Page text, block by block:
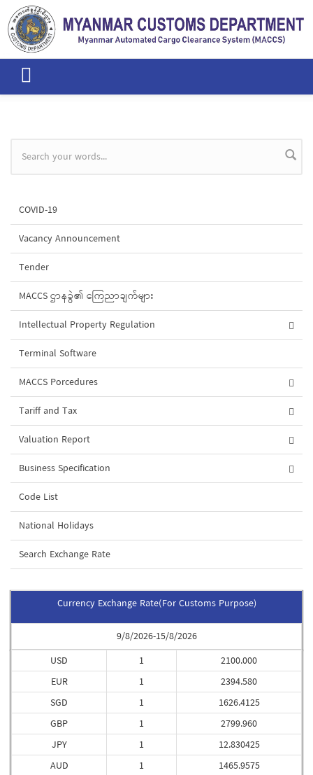
Skip to main content
Search form
COVID-19
Vacancy Announcement
Tender
MACCS ဌာနခွဲ၏ ကြေညာချက်များ
Intellectual Property Regulation
Terminal Software
MACCS Porcedures
Tariff and Tax
Valuation Report
Business Specification
Code List
National Holidays
Search Exchange Rate
Currency Exchange Rate(For Customs Purpose)
9/8/2026-15/8/2026
USD
EUR
SGD
GBP
JPY
AUD
1
1
1
1
1
1
2100.000
2394.580
1626.4125
2799.960
12.830425
1465.9575